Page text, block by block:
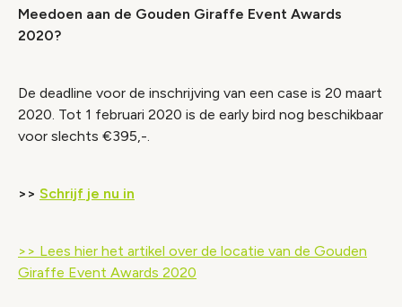
Meedoen aan de Gouden Giraffe Event Awards
2020?
De deadline voor de inschrijving van een case is 20 maart
2020. Tot 1 februari 2020 is de early bird nog beschikbaar
voor slechts €395,-.
>> Schrijf je nu in
>> Lees hier het artikel over de locatie van de Gouden
Giraffe Event Awards 2020